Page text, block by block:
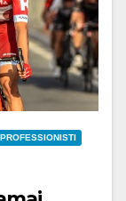
PROFESSIONISTI